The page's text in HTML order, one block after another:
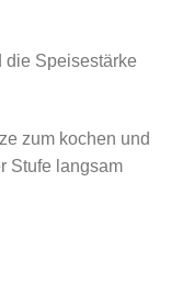
die Speisestärke
zum kochen und
Stufe langsam